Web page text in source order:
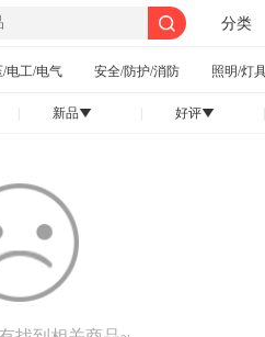
分类
/电工/电气 安全/防护/消防 照明/灯
新品󰄢 好评󰄢